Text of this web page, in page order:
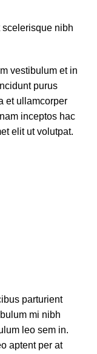
scelerisque nibh
vestibulum et in
purus
et ullamcorper
inceptos hac
elit ut volutpat.
parturient
mi nibh
leo sem in.
aptent per at